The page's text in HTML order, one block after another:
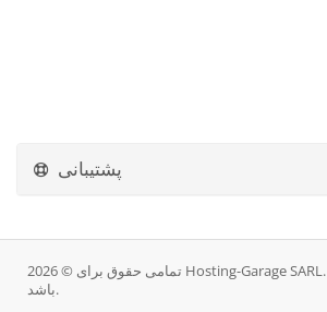
پشتیبانی
تمامی حقوق برای © 2026 Hosting-Garage SARL. محفوط می
باشد.